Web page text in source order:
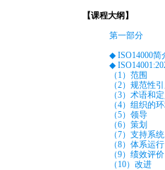
【课程大纲】
第一部分
◆ ISO14000简
◆
（1）范围
（2）规范性
（3）术语和
（4）组织的
（5）领导
（6）策划
（7）支持系统
（8）体系运行
（9）绩效评价
（10）改进